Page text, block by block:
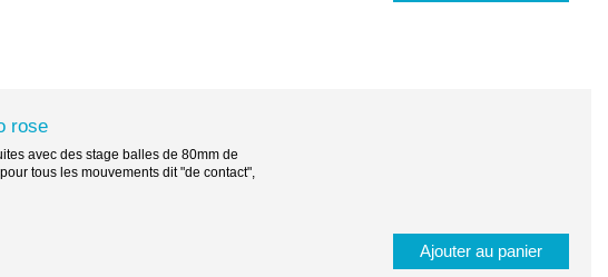
rose
avec des stage balles de 80mm de
tous les mouvements dit "de contact",
Ajouter au panier